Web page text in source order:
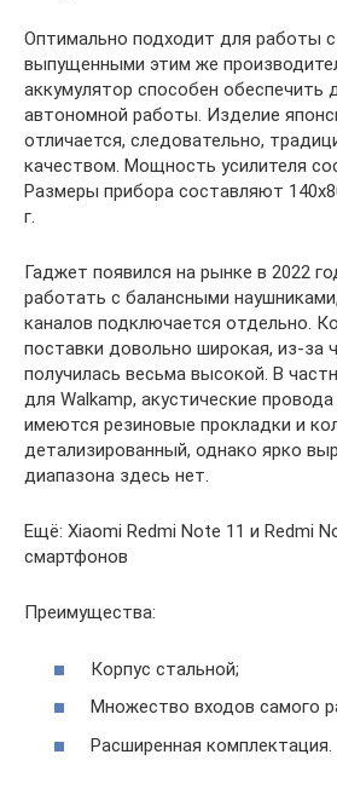
Оптимально подходит для работы
выпущенными этим же
аккумулятор способен обеспечить
автономной работы. Изделие
отличается, следовательно,
качеством. Мощность усилителя
Размеры прибора составляют
г.
Гаджет появился на рынке в 2022
работать с балансными
каналов подключается отдельно.
поставки довольно широкая, из-за
получилась весьма высокой. В
для Walkamp, акустические
имеются резиновые прокладки и
детализированный, однако ярко
диапазона здесь нет.
Ещё: Xiaomi Redmi Note 11 и Redmi
смартфонов
Преимущества:
Корпус стальной;
Множество входов самого
Расширенная комплектация.